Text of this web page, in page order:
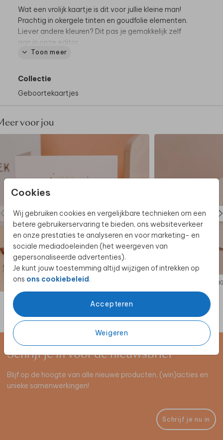
Cookies
Wij gebruiken cookies en vergelijkbare technieken om een
betere gebruikerservaring te bieden, ons websiteverkeer
en onze prestaties te analyseren en voor marketing- en
sociale mediadoeleinden (het weergeven van
gepersonaliseerde advertenties).
Je kunt jouw toestemming altijd wijzigen of intrekken op
ons ons cookiebeleid.
Accepteren
Weigeren
Wat een vrolijk kaartje is dit voor jullie kleine man!
Prachtig in okergele tinten en goudfolie elementen.
Liever andere kleuren? Dit pas je gemakkelijk zelf
aan in onze editor.
• Kies bij de papiersoort voor coated karton
• Maak het geboortekaartje helemaal af door de
Hoe kondig jij de geboorte van de kleine aan? Vraag
aan. Zowel rond als vierkant beschikbaar.
Toon meer
Collectie
Geboortekaartjes
voor jou
Schrijf je in voor de nieuwsbrief
Blijf op de hoogte van alle nieuwe producten, (win)acties en
unieke samenwerkingen!
Schrijf je nu in